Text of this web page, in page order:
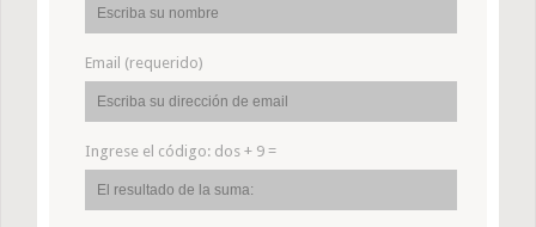
Email (requerido)
Ingrese el código: dos + 9 =